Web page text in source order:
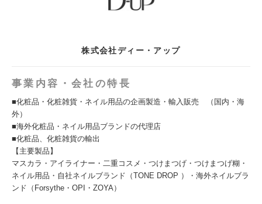
株式会社ディー・アップ
事業内容・会社の特長
■化粧品・化粧雑貨・ネイル用品の企画製造・輸入販売 （国内・海
外）
■海外化粧品・ネイル用品ブランドの代理店
■化粧品、化粧雑貨の輸出
【主要製品】
マスカラ・アイライナー・二重コスメ・つけまつげ・つけまつげ糊・
ネイル用品・自社ネイルブランド（TONE DROP ）・海外ネイルブラ
ンド（Forsythe・OPI・ZOYA）